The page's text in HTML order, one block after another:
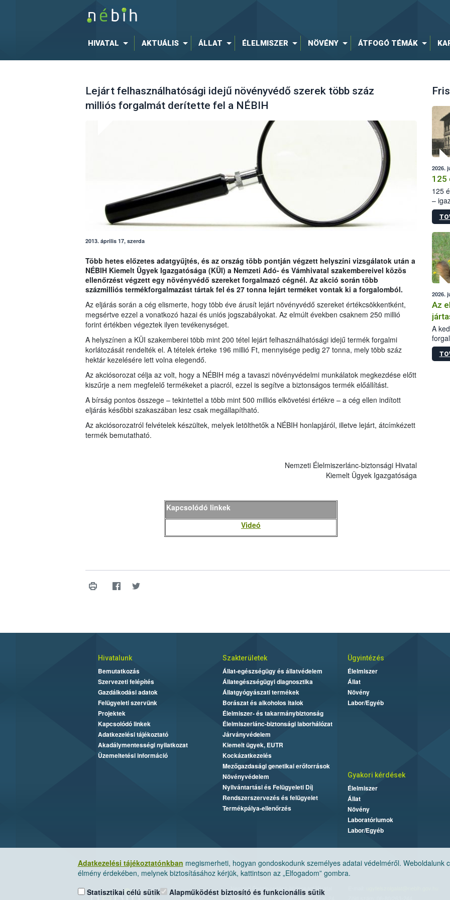
HIVATAL AKTUÁLIS ÁLLAT ÉLELMISZER NÖVÉNY ÁTFOGÓ TÉMÁK
Lejárt felhasználhatósági idejű növényvédő szerek több száz
milliós forgalmát derítette fel a NÉBIH
2013. április 17, szerda
Több hetes előzetes adatgyűjtés, és az ország több pontján végzett helyszíni vizsgálatok után a
NÉBIH Kiemelt Ügyek Igazgatósága (KÜI) a Nemzeti Adó- és Vámhivatal szakembereivel közös
ellenőrzést végzett egy növényvédő szereket forgalmazó cégnél. Az akció során több
százmilliós termékforgalmazást tártak fel és 27 tonna lejárt terméket vontak ki a forgalomból.
Az eljárás során a cég elismerte, hogy több éve árusít lejárt növényvédő szereket értékcsökkentként,
megsértve ezzel a vonatkozó hazai és uniós jogszabályokat. Az elmúlt években csaknem 250 millió
forint értékben végeztek ilyen tevékenységet.
A helyszínen a KÜI szakemberei több mint 200 tétel lejárt felhasználhatósági idejű termék forgalmi
korlátozását rendelték el. A tételek érteke 196 millió Ft, mennyisége pedig 27 tonna, mely több száz
hektár kezelésére lett volna elegendő.
Az akciósorozat célja az volt, hogy a NÉBIH még a tavaszi növényvédelmi munkálatok megkezdése előtt
kiszűrje a nem megfelelő termékeket a piacról, ezzel is segítve a biztonságos termék előállítást.
A bírság pontos összege – tekintettel a több mint 500 milliós elkövetési értékre – a cég ellen indított
eljárás későbbi szakaszában lesz csak megállapítható.
Az akciósorozatról felvételek készültek, melyek letölthetők a NÉBIH honlapjáról, illetve lejárt, átcímkézett
termék bemutatható.
Nemzeti Élelmiszerlánc-biztonsági Hivatal
Kiemelt Ügyek Igazgatósága
Kapcsolódó linkek
Videó
2026.
125
125
–
15.
2026.
Az
A
Adatkezelési tájékoztatónkban megismerheti, hogyan gondoskodunk személyes adatai védelméről. Weboldalunk
élmény érdekében, melynek biztosításához kérjük, kattintson az „Elfogadom” gombra.
Statisztikai célú sütik
Alapműködést biztosító és funkcionális sütik
Hivatalunk
Bemutatkozás
Szervezeti felépítés
Gazdálkodási adatok
Felügyeleti szervünk
Projektek
Kapcsolódó linkek
Adatkezelési tájékoztató
Akadálymentességi nyilatkozat
Üzemeltetési információ
Szakterületek
Állat-egészségügy és állatvédelem
Állategészségügyi diagnosztika
Állatgyógyászati termékek
Borászat és alkoholos italok
Élelmiszer- és takarmánybiztonság
Élelmiszerlánc-biztonsági laborhálózat
Járványvédelem
Kiemelt ügyek, EUTR
Kockázatkezelés
Mezőgazdasági genetikai erőforrások
Növényvédelem
Nyilvántartási és Felügyeleti Díj
Rendszerszervezés és felügyelet
Termékpálya-ellenőrzés
Ügyintézés
Élelmiszer
Állat
Növény
Labor/Egyéb
Gyakori kérdések
Élelmiszer
Állat
Növény
Laboratóriumok
Labor/Egyéb
Nemzeti Élelmiszerlánc-biztonsági Hivatal